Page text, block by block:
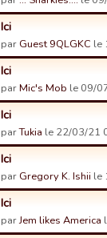
Ici
par Guest 9QLGKC le
Ici
parMic's Mob le 09/
Ici
parTukia le 22/03/21
Ici
par Gregory K. Ishii le
Ici
parJem likes America